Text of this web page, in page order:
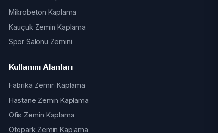
Mikrobeton Kaplama
Kauçuk Zemin Kaplama
Spor Salonu Zemini
Kullanım Alanları
Fabrika Zemin Kaplama
Hastane Zemin Kaplama
Ofis Zemin Kaplama
Otopark Zemin Kaplama